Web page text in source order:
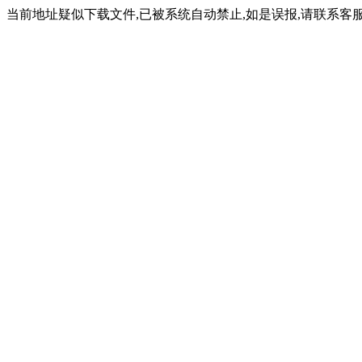
当前地址疑似下载文件,已被系统自动禁止,如是误报,请联系客